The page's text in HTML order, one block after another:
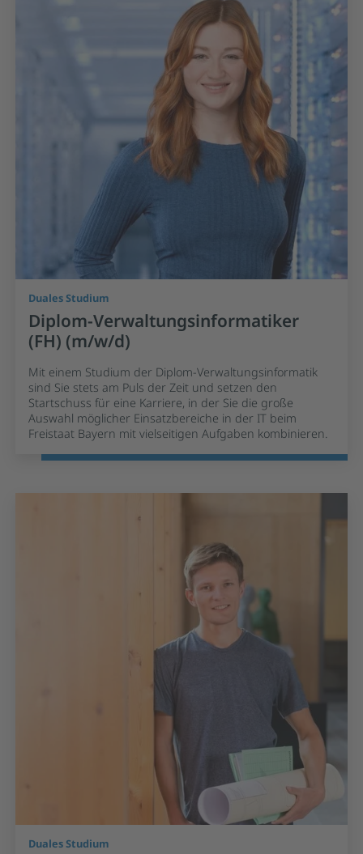
Duales Studium
Diplom-Verwaltungsinformatiker
(FH) (m/w/d)
Mit einem Studium der Diplom-Verwaltungsinformatik
sind Sie stets am Puls der Zeit und setzen den
Startschuss für eine Karriere, in der Sie die große
Auswahl möglicher Einsatzbereiche in der IT beim
Freistaat Bayern mit vielseitigen Aufgaben kombinieren.
Duales Studium